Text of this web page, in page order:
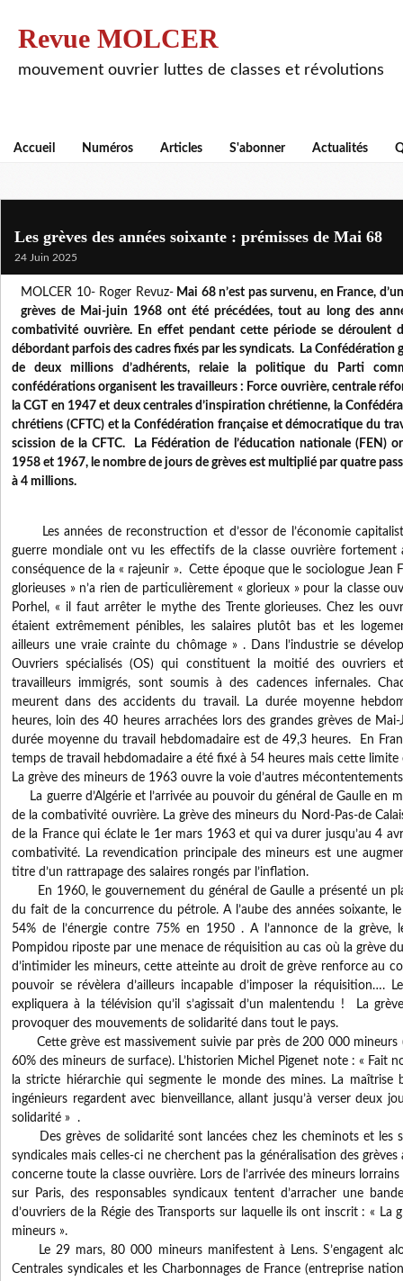
Revue MOLCER
mouvement ouvrier luttes de classes et révolutions
Accueil Numéros Articles S'abonner Actualités
Les grèves des années soixante : prémisses de Mai 68
24 Juin 2025
MOLCER 10- Roger Revuz-Mai 68 n’est pas survenu, en France,
grèves de Mai-juin 1968 ont été précédées, tout au long des
combativité ouvrière. En effet pendant cette période se déroulent
débordant parfois des cadres fixés par les syndicats. La Confédération
de deux millions d’adhérents, relaie la politique du Parti
confédérations organisent les travailleurs : Force ouvrière, centrale
la CGT en 1947 et deux centrales d’inspiration chrétienne, la
chrétiens (CFTC) et la Confédération française et démocratique du
scission de la CFTC. La Fédération de l’éducation nationale (FEN)
1958 et 1967, le nombre de jours de grèves est multiplié par quatre
à 4 millions.
Les années de reconstruction et d’essor de l’économie
guerre mondiale ont vu les effectifs de la classe ouvrière fortement
conséquence de la « rajeunir ». Cette époque que le sociologue Jean
glorieuses » n’a rien de particulièrement « glorieux » pour la classe
Porhel, « il faut arrêter le mythe des Trente glorieuses. Chez les
étaient extrêmement pénibles, les salaires plutôt bas et les
ailleurs une vraie crainte du chômage » . Dans l’industrie se
Ouvriers spécialisés (OS) qui constituent la moitié des ouvriers
travailleurs immigrés, sont soumis à des cadences infernales.
meurent dans des accidents du travail. La durée moyenne
heures, loin des 40 heures arrachées lors des grandes grèves de
durée moyenne du travail hebdomadaire est de 49,3 heures. En
temps de travail hebdomadaire a été fixé à 54 heures mais cette limite
La grève des mineurs de 1963 ouvre la voie d’autres mécontentements
La guerre d’Algérie et l’arrivée au pouvoir du général de Gaulle en
de la combativité ouvrière. La grève des mineurs du Nord-Pas-de
de la France qui éclate le 1er mars 1963 et qui va durer jusqu’au 4
combativité. La revendication principale des mineurs est une
titre d’un rattrapage des salaires rongés par l’inflation.
En 1960, le gouvernement du général de Gaulle a présenté un
du fait de la concurrence du pétrole. A l’aube des années soixante,
54% de l’énergie contre 75% en 1950 . A l’annonce de la grève,
Pompidou riposte par une menace de réquisition au cas où la grève
d’intimider les mineurs, cette atteinte au droit de grève renforce au
pouvoir se révèlera d’ailleurs incapable d’imposer la réquisition….
expliquera à la télévision qu’il s’agissait d’un malentendu ! La
provoquer des mouvements de solidarité dans tout le pays.
Cette grève est massivement suivie par près de 200 000 mineurs
60% des mineurs de surface). L’historien Michel Pigenet note : « Fait
la stricte hiérarchie qui segmente le monde des mines. La maîtrise
ingénieurs regardent avec bienveillance, allant jusqu’à verser deux
solidarité » .
Des grèves de solidarité sont lancées chez les cheminots et les
syndicales mais celles-ci ne cherchent pas la généralisation des
concerne toute la classe ouvrière. Lors de l’arrivée des mineurs
sur Paris, des responsables syndicaux tentent d’arracher une
d’ouvriers de la Régie des Transports sur laquelle ils ont inscrit : « La
mineurs ».
Le 29 mars, 80 000 mineurs manifestent à Lens. S’engagent
Centrales syndicales et les Charbonnages de France (entreprise